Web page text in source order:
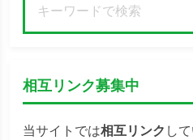
相互リンク募集中
当サイトでは相互リンク し